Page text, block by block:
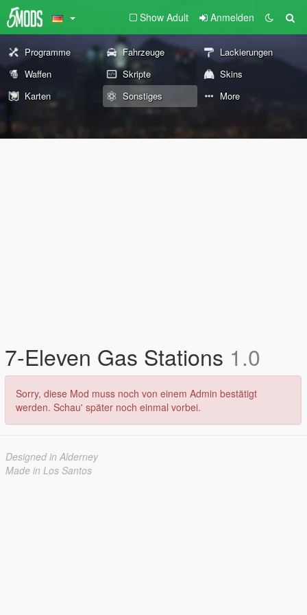
Show Adult Anmelden
Programme Fahrzeuge
Lackierungen
Waffen
Skripte
Skins
Karten
Sonstiges More
7-Eleven Gas Stations 1.0
Sorry, diese Mod muss noch von einem Admin bestätigt
werden. Schau' später noch einmal vorbei.
Designed in Alderney
Made in Los Santos